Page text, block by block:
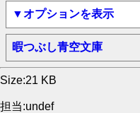
▼オプションを表示
暇つぶし青空文庫
Size:21 KB
担当:undef